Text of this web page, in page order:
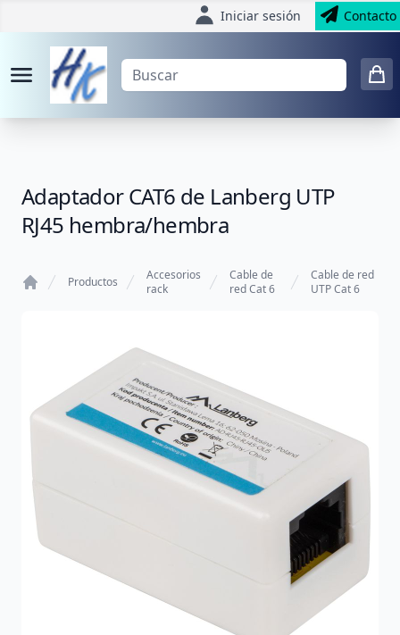
Iniciar sesión Contacto
Adaptador CAT6 de Lanberg UTP
RJ45 hembra/hembra
Productos
Accesorios
rack
Cable de
red Cat 6
Cable de red
UTP Cat 6